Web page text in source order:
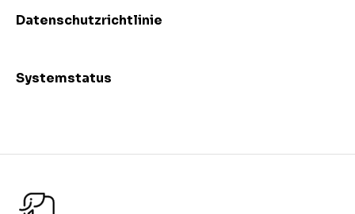
Datenschutzrichtlinie
Systemstatus